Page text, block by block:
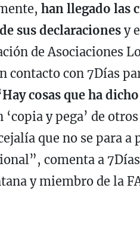
han llegado las
sus declaraciones y
de Asociaciones
contacto con 7Días
Hay cosas que ha
‘copia y pega’ de
que no se para a
comenta a
y miembro de la